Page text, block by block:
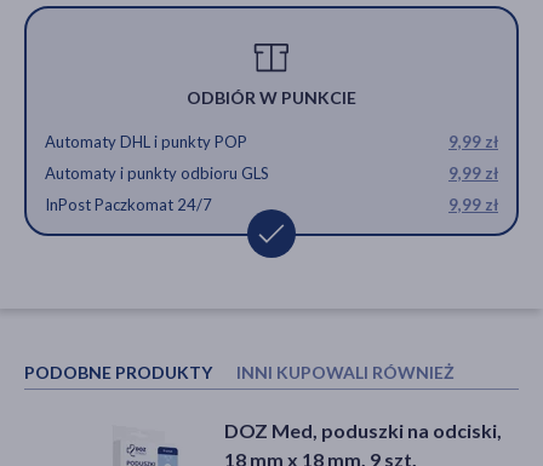
ODBIÓR W PUNKCIE
Automaty DHL i punkty POP
9,99 zł
Automaty i punkty odbioru GLS
9,99 zł
InPost Paczkomat 24/7
9,99 zł
PODOBNE PRODUKTY INNI KUPOWALI RÓWNIEŻ
DOZ Med, poduszki na odciski,
18 mm x 18 mm, 9 szt.
DOZ Product Potas, tabletki,
100 szt.